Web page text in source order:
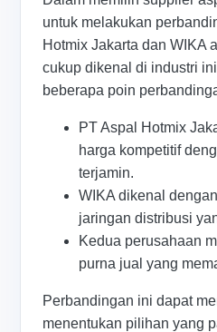
untuk melakukan
Hotmix Jakarta dan WIKA
cukup dikenal di industri
beberapa poin
PT Aspal Hotmix
harga kompetitif
terjamin.
WIKA dikenal
jaringan distribusi
Kedua perusahaan
purna jual yang
Perbandingan ini dapat
menentukan pilihan yang